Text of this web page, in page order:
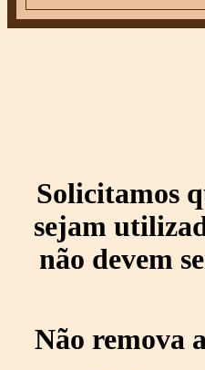
Solicitamos
sejam
não devem
Não remova